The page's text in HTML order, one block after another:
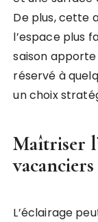
De plus, cette
l’espace plus
saison apporte
réservé à
un choix
Maîtriser
vacanciers
L’éclairage